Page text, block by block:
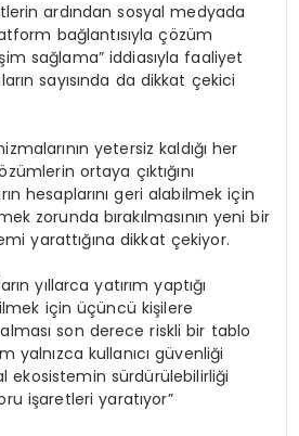
ardından sosyal medyada
bağlantısıyla çözüm
sağlama” iddiasıyla faaliyet
sayısında da dikkat çekici
yetersiz kaldığı her
ortaya çıktığını
hesaplarını geri alabilmek için
zorunda bırakılmasının yeni bir
yarattığına dikkat çekiyor.
yıllarca yatırım yaptığı
için üçüncü kişilere
son derece riskli bir tablo
yalnızca kullanıcı güvenliği
ekosistemin sürdürülebilirliği
işaretleri yaratıyor”